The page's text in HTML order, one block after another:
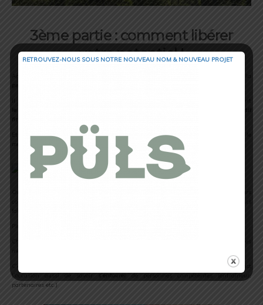
3ème partie : comment libérer
votre potentiel !
Et ce, en se créant des habitudes et des routines qui seront présentes pour viser le
meilleur de vous-mêmes.
s’encourager. C’est
l’occasion aussi de savoir
de personnes compétentes (entraîneur,
partenaires etc.)
RETROUVEZ-NOUS SOUS NOTRE NOUVEAU NOM & NOUVEAU PROJET